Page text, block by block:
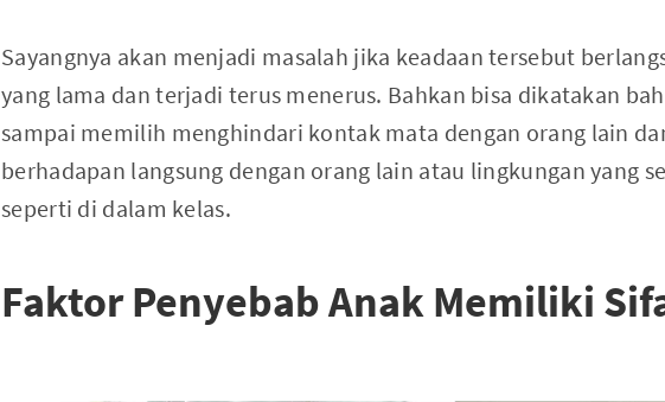
Sayangnya akan menjadi masalah jika keadaan tersebut
yang lama dan terjadi terus menerus. Bahkan bisa dikatakan
sampai memilih menghindari kontak mata dengan orang lain
berhadapan langsung dengan orang lain atau lingkungan yang
seperti di dalam kelas.
Faktor Penyebab Anak Memiliki